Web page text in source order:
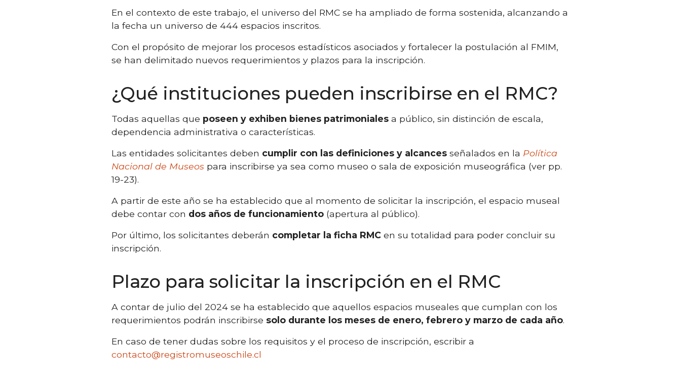
En el contexto de este trabajo, el universo del RMC se ha ampliado de forma sostenida, alcanzando a
la fecha un universo de 444 espacios inscritos.
Con el propósito de mejorar los procesos estadísticos asociados y fortalecer la postulación al FMIM,
se han delimitado nuevos requerimientos y plazos para la inscripción.
¿Qué instituciones pueden inscribirse en el RMC?
Todas aquellas que poseen y exhiben bienes patrimoniales a público, sin distinción de escala,
dependencia administrativa o características.
Las entidades solicitantes deben cumplir con las definiciones y alcances señalados en la Política
Nacional de Museos para inscribirse ya sea como museo o sala de exposición museográfica (ver pp.
19-23).
A partir de este año se ha establecido que al momento de solicitar la inscripción, el espacio museal
debe contar con dos años de funcionamiento (apertura al público).
Por último, los solicitantes deberán completar la ficha RMC en su totalidad para poder concluir su
inscripción.
Plazo para solicitar la inscripción en el RMC
A contar de julio del 2024 se ha establecido que aquellos espacios museales que cumplan con los
requerimientos podrán inscribirse solo durante los meses de enero, febrero y marzo de cada año.
En caso de tener dudas sobre los requisitos y el proceso de inscripción, escribir a
contacto@registromuseoschile.cl